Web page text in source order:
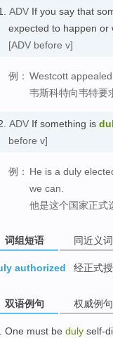
ADV If you say that
expected to happen or
[ADV before v]
例： Westcott
韦斯科特向韦特要
ADV If something is
before v]
例： He is a duly
we can.
他是这个国家正式
词组短语 同近义词
authorized 经正式
双语例句 权威例句
One must be duly self-